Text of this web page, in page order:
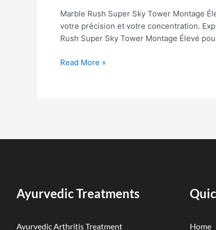
Marble Rush Super Sky Tower Montage
votre précision et votre concentration.
Rush Super Sky Tower Montage Élevé
Tower
Montage
lev
Read More »
Ayurvedic Treatments
Ayurvedic Arthritis Treatment Home